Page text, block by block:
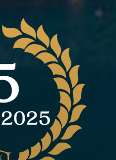
ANFRAGE VERFÜGBAR